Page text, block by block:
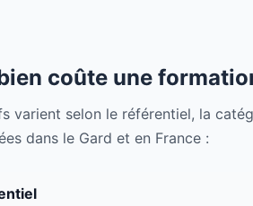
coûte une
varient selon le référentiel, la
dans le Gard et en France :